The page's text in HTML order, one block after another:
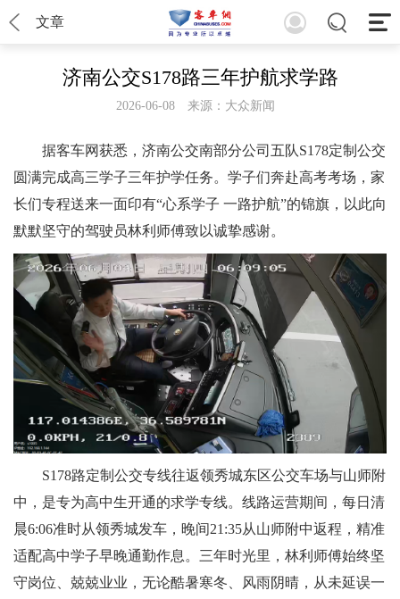
文章
济南公交S178路三年护航求学路
2026-06-08 来源：大众新闻
据客车网获悉，济南公交南部分公司五队S178定制公交
圆满完成高三学子三年护学任务。学子们奔赴高考考场，家
长们专程送来一面印有“心系学子 一路护航”的锦旗，以此向
默默坚守的驾驶员林利师傅致以诚挚感谢。
S178路定制公交专线往返领秀城东区公交车场与山师附
中，是专为高中生开通的求学专线。线路运营期间，每日清
晨6:06准时从领秀城发车，晚间21:35从山师附中返程，精准
适配高中学子早晚通勤作息。三年时光里，林利师傅始终坚
守岗位、兢兢业业，无论酷暑寒冬、风雨阴晴，从未延误一